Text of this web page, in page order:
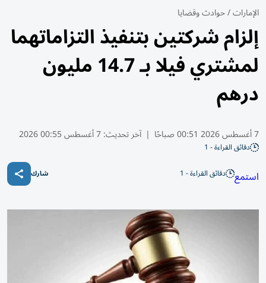
الإمارات/حوادث وقضايا
إلزام شركتين بتنفيذ التزاماتهما
لمشتري فيلا بـ 14.7 مليون
درهم
7 أغسطس 2026 00:51 صباحًا | آخر تحديث:7 أغسطس 00:55 2026
دقائق القراءة - 1
استمع دقائق القراءة - 1 شارك